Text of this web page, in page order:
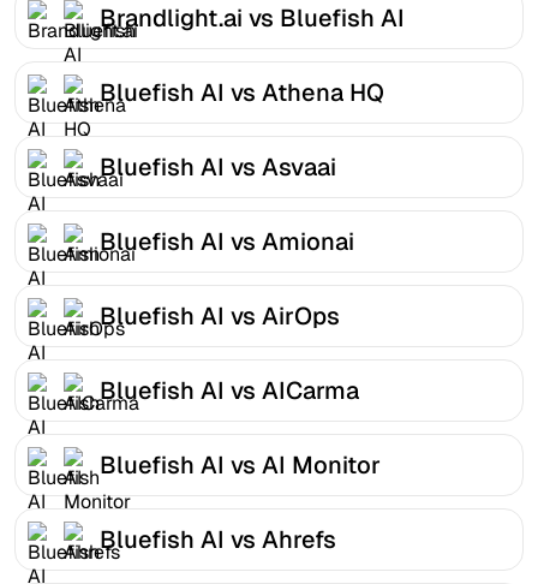
Brandlight.ai vs Bluefish AI
Bluefish AI vs Athena HQ
Bluefish AI vs Asvaai
Bluefish AI vs Amionai
Bluefish AI vs AirOps
Bluefish AI vs AICarma
Bluefish AI vs AI Monitor
Bluefish AI vs Ahrefs